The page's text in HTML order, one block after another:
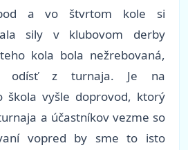
a vo štvrtom kole si
sily v klubovom derby
kola bola nežrebovaná,
odísť z turnaja. Je na
škola vyšle doprovod, ktorý
a účastníkov vezme so
vopred by sme to isto